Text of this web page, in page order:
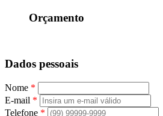
Orçamento
Dados pessoais
Nome *
E-mail *
Telefone *